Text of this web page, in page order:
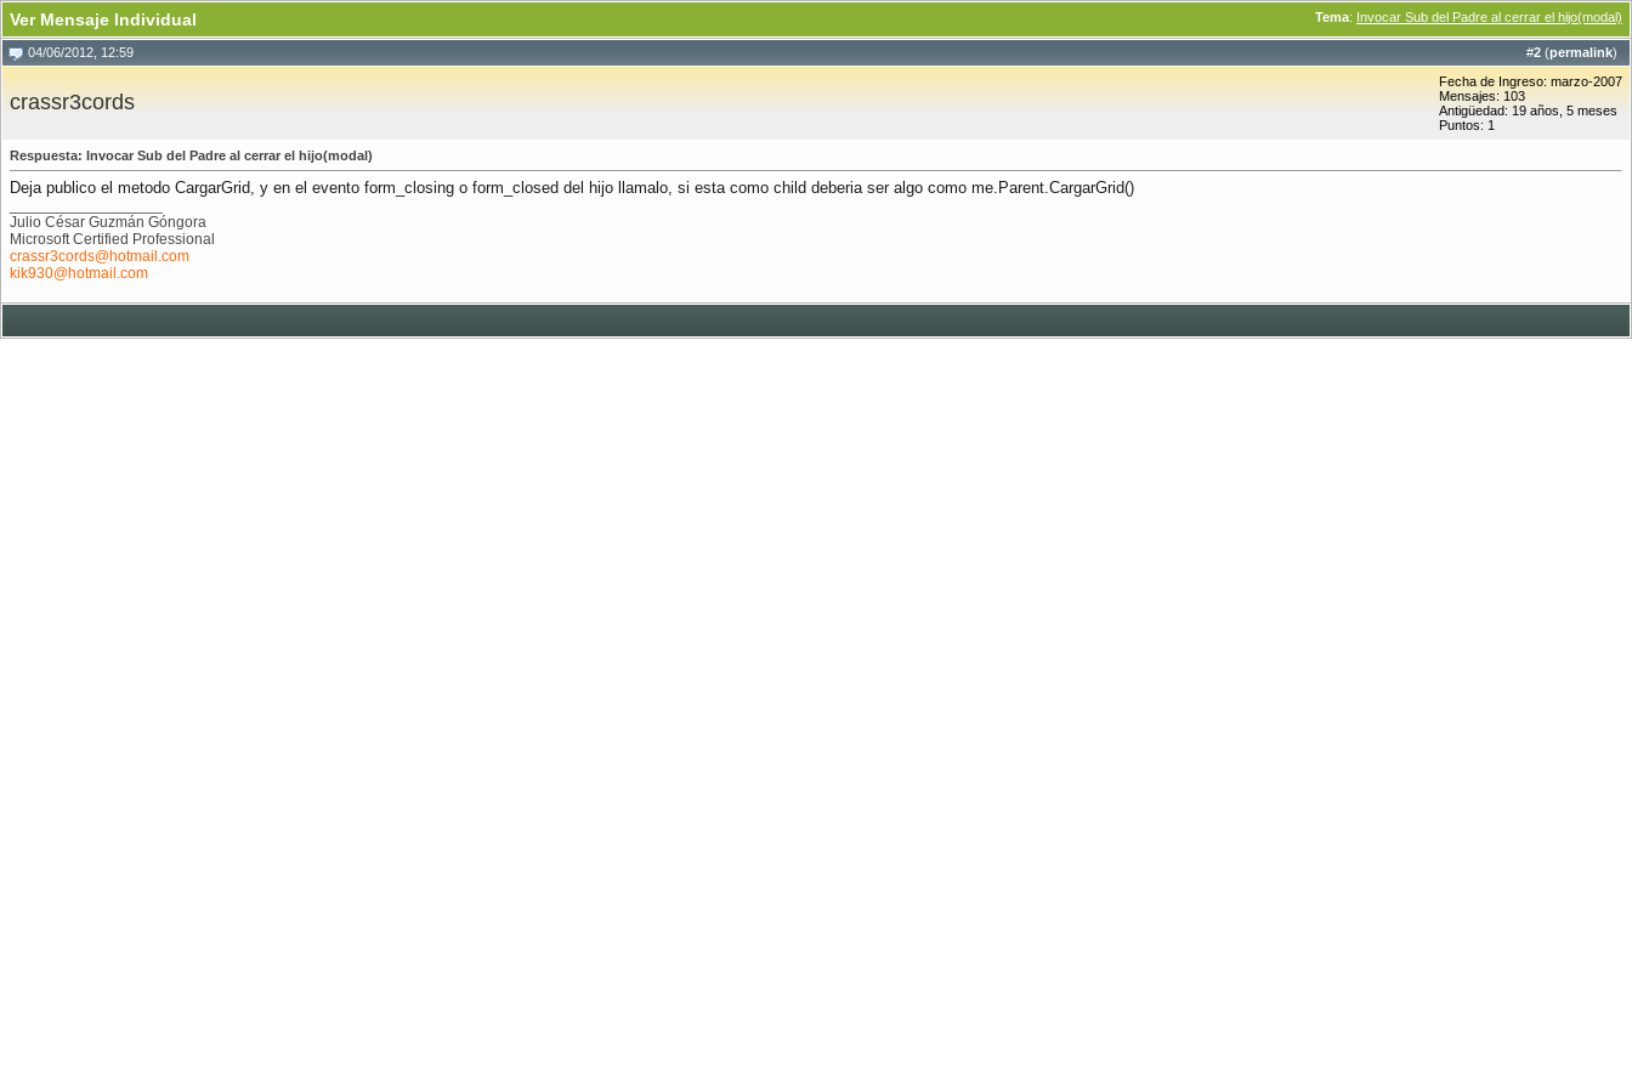
Tema: Invocar Sub del Padre al cerrar el hijo(modal)
Ver Mensaje Individual
#2 (permalink)
04/06/2012, 12:59
crassr3cords
Fecha de Ingreso: marzo-2007
Mensajes: 103
Antigüedad: 19 años, 5 meses
Puntos: 1
Respuesta: Invocar Sub del Padre al cerrar el hijo(modal)
Deja publico el metodo CargarGrid, y en el evento form_closing o form_closed del hijo llamalo, si esta como child deberia ser algo como me.Parent.CargarGrid()
Julio César Guzmán Góngora
Microsoft Certified Professional
crassr3cords@hotmail.com
kik930@hotmail.com